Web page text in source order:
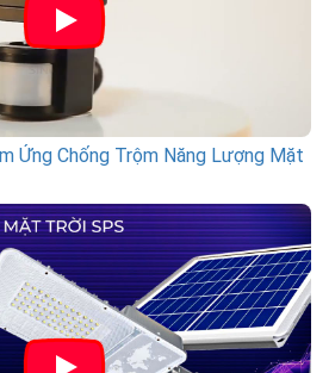
Ứng Chống Trộm Năng Lượng Mặt